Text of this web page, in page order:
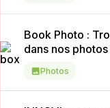
Book Photo :
dans nos photos
imagePhotos